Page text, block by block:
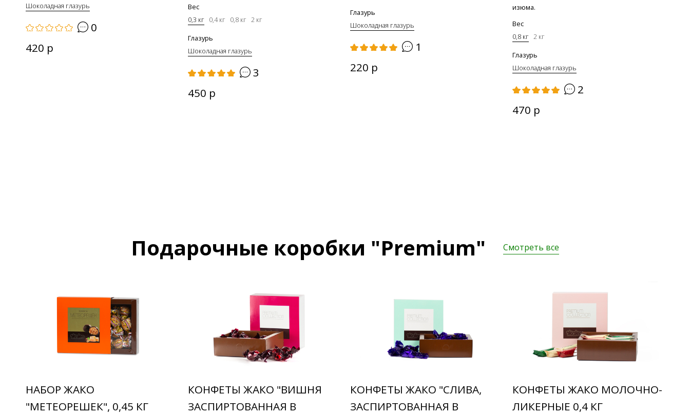
Шоколадная глазурь
0
420 р
Вес
0,3 кг 0,4 кг 0,8 кг 2 кг
Глазурь
Шоколадная глазурь
3
450 р
Глазурь
Шоколадная глазурь
1
220 р
изюма.
Вес
0,8 кг 2 кг
Глазурь
Шоколадная глазурь
2
470 р
Подарочные коробки "Premium" Смотреть все
НАБОР ЖАКО
"МЕТЕОРЕШЕК", 0,45 КГ
КОНФЕТЫ ЖАКО "ВИШНЯ
ЗАСПИРТОВАННАЯ В
КОНФЕТЫ ЖАКО "СЛИВА,
ЗАСПИРТОВАННАЯ В
КОНФЕТЫ ЖАКО МОЛОЧНО-
ЛИКЕРНЫЕ 0,4 КГ